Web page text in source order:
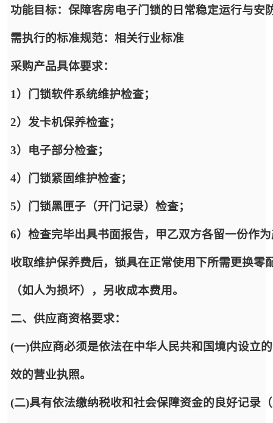
功能目标：保障客房电子门锁的日常稳定运行与安
需执行的标准规范：相关行业标准
采购产品具体要求：
1）门锁软件系统维护检查；
2）发卡机保养检查；
3）电子部分检查；
4）门锁紧固维护检查；
5）门锁黑匣子（开门记录）检查；
6）检查完毕出具书面报告，甲乙双方各留一份作
收取维护保养费后，锁具在正常使用下所需更换
（如人为损坏），另收成本费用。
二、供应商资格要求：
(一)供应商必须是依法在中华人民共和国境内设立
效的营业执照。
(二)具有依法缴纳税收和社会保障资金的良好记录